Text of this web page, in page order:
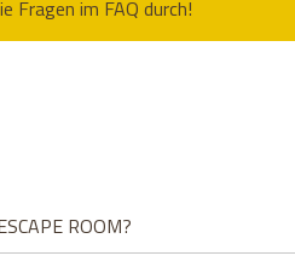
Fragen im FAQ durch!
ROOM?